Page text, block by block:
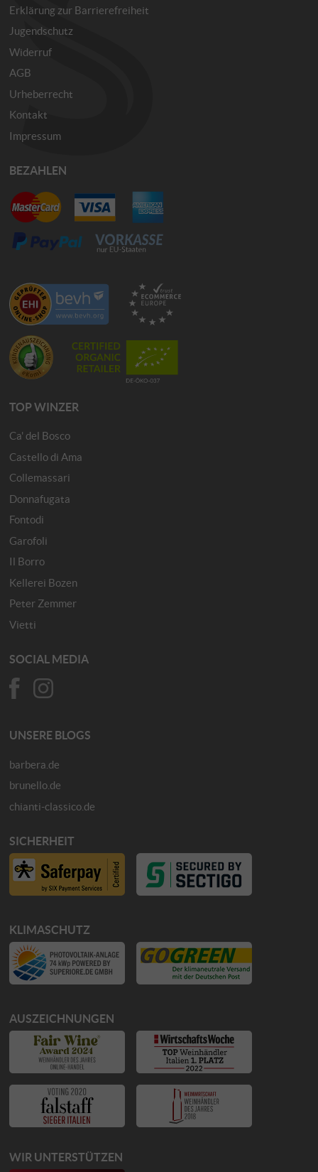
Erklärung zur Barrierefreiheit
Jugendschutz
Widerruf
AGB
Urheberrecht
Kontakt
Impressum
BEZAHLEN
TOP WINZER
Ca' del Bosco
Castello di Ama
Collemassari
Donnafugata
Fontodi
Garofoli
Il Borro
Kellerei Bozen
Peter Zemmer
Vietti
SOCIAL MEDIA
UNSERE BLOGS
barbera.de
brunello.de
chianti-classico.de
SICHERHEIT
KLIMASCHUTZ
AUSZEICHNUNGEN
WIR UNTERSTÜTZEN